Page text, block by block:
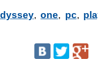
,one, pc,